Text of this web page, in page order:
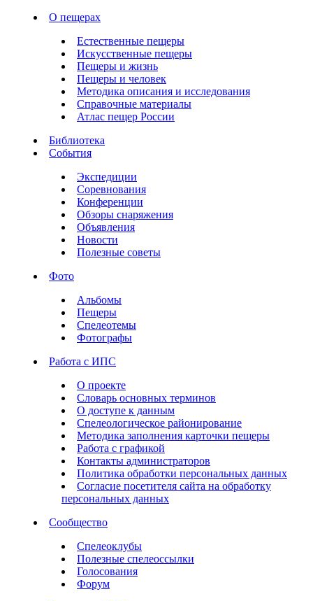
О пещерах
Естественные пещеры
Искусственные пещеры
Пещеры и жизнь
Пещеры и человек
Методика описания и исследования
Справочные материалы
Атлас пещер России
Библиотека
События
Экспедиции
Соревнования
Конференции
Обзоры снаряжения
Объявления
Новости
Полезные советы
Фото
Альбомы
Пещеры
Спелеотемы
Фотографы
Работа с ИПС
О проекте
Словарь основных терминов
О доступе к данным
Спелеологическое районирование
Методика заполнения карточки пещеры
Работа с графикой
Контакты администраторов
Политика обработки персональных данных
Согласие посетителя сайта на обработку
персональных данных
Сообщество
Спелеоклубы
Полезные спелеоссылки
Голосования
Форум